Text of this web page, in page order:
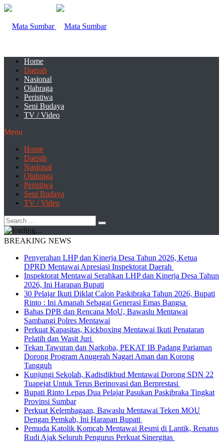
Home
Daerah
Nasional
Olahraga
Peristiwa
Seni Budaya
TV / Video
Menu
Home
Daerah
Nasional
Olahraga
Peristiwa
Seni Budaya
TV / Video
BREAKING NEWS
Penyerahan LHP dan Kinerja Desa Tahun 2026, Ketua
DPRD Mentawai Apresiasi Inspektorat Daerah
Inspektorat Mentawai Serahkan LHP dan Kinerja Desa Tahun
2026, Ini Harapan Bupati
30 Pelajar Ikuti Diklat Calon Paskibraka Tahun 2026, Bupati
Rinto : Ini Amanah Sebagai Generasi Emas Bangsa
Bahas DPB dan Rencana MoU, Bawaslu Mentawai
Sambangi Polres Mentawai
Perkuat Kapasitas, Kickboxing Mentawai Ikuti Penataran
Pelatih dan Wasit Juri
Tekan Tawuran dan Narkoba, PEKAT IB Padang Pariaman
Dorong Program Anugerah Nagari Aman dan Korong
Tangguh
Kunjungi Sekolah, Kadisdikbud Mentawai Dorong SDN 22
Tuapejat Untuk Terus Berinovasi dan Berprestasi
Bupati Rinto Lepas Dua Pelajar Pasukan Paskibraka Tingkat
Provinsi Sumbar
Perkuat Kelembagaan, Bawaslu Mentawai Teken MOU
Dengan Pemkab, Ini Harapan Bupati
Pemuda Katolik Komcab Mentawai Resmi di Lantik, Renatus
Rudi Ajak Seluruh Pengurus Perkuat Sinergitas